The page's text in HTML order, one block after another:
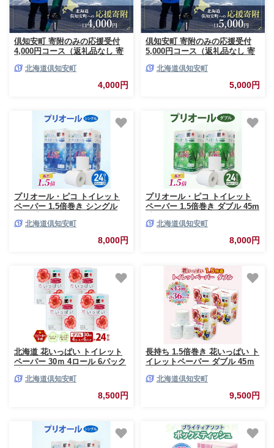
倶知安町 寄附のみの応援受付
4,000円コース（返礼品なし 寄
北海道倶知安町
4,000円
倶知安町 寄附のみの応援受付
5,000円コース（返礼品なし 寄
北海道倶知安町
5,000円
プリオール・ピコ トイレット
ペーパー 1.5倍巻き シングル
ック) 日本製 まとめ買い リサイ
クル 防災 常備品 トイレ トイレ
ットペーパー 消耗品 日用品 備
北海道倶知安町
8,000円
プリオール・ピコ トイレット
ペーパー 1.5倍巻き ダブル 45m
日本製 まとめ買い リサイクル
防災 常備品 トイレ トイレット
ペーパー 消耗品 日用品 備蓄 送
北海道倶知安町
8,000円
北海道 花いっぱい トイレット
ペーパー 30ｍ 4ロール 6パック
ー プリント ハーブ 香り付き ま
とめ買い トイレ フローラル ト
レペ ペーパー 再生紙 リサイク
貨 日用品 備蓄
北海道倶知安町
8,500円
長持ち 1.5倍巻き 花いっぱい ト
イレットペーパー ダブル 45ｍ
全18種 花柄 プリント ハーブ 香
り付き 日本製 まとめ買い 防災
常備品 ペーパー 消耗品 備蓄 送
北海道倶知安町
9,500円